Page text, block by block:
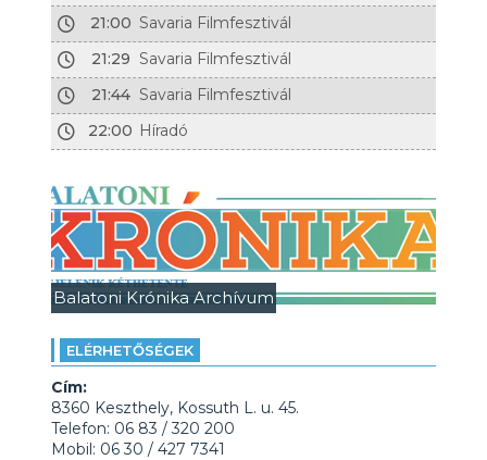
21:00 Savaria Filmfesztivál
21:29 Savaria Filmfesztivál
21:44 Savaria Filmfesztivál
22:00 Híradó
Balatoni Krónika Archívum
ELÉRHETŐSÉGEK
Cím:
8360 Keszthely, Kossuth L. u. 45.
Telefon: 06 83 / 320 200
Mobil: 06 30 / 427 7341